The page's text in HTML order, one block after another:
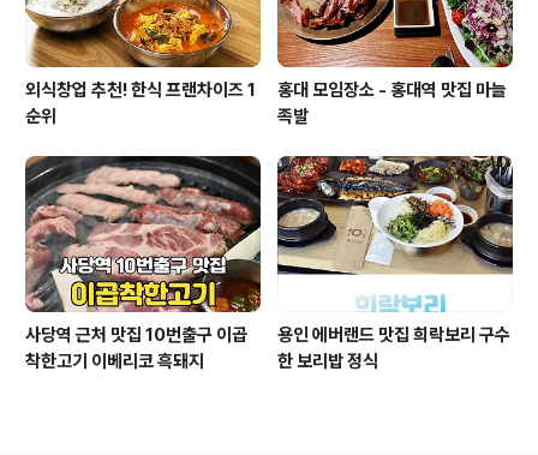
외식창업 추천! 한식 프랜차이즈 1
순위
홍대 모임장소 - 홍대역 맛집 마늘
족발
사당역 근처 맛집 10번출구 이곱
착한고기 이베리코 흑돼지
용인 에버랜드 맛집 희락보리 구수
한 보리밥 정식